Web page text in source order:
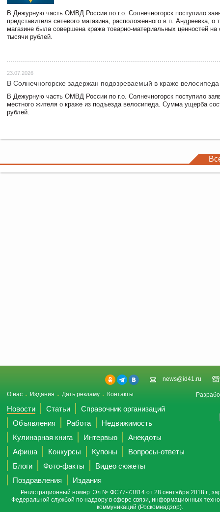
В Дежурную часть ОМВД России по г.о. Солнечногорск поступило
представителя сетевого магазина, расположенного в п. Андреевка, о
магазине была совершена кража товарно-материальных ценностей
тысячи рублей.
23.07.2026
В Солнечногорске задержан подозреваемый в краже велосипеда
В Дежурную часть ОМВД России по г.о. Солнечногорск поступило
местного жителя о краже из подъезда велосипеда. Сумма ущерба
рублей.
news@id41.ru
О нас Издания Дать рекламу Контакты
Новости Статьи
Справочник организаций
Объявления
Работа
Недвижимость
Кулинарная книга
Интервью
Анекдоты
Афиша
Конкурсы Купоны
Вопросы-ответы
Блоги
Фото-факты
Видео сюжеты
Поздравления
Издания
Регистрационный номер: Эл № ФС77-73814 от 28 сентября 2018 г.,
Федеральной службой по надзору в сфере связи, информационных
коммуникаций (Роскомнадзор).